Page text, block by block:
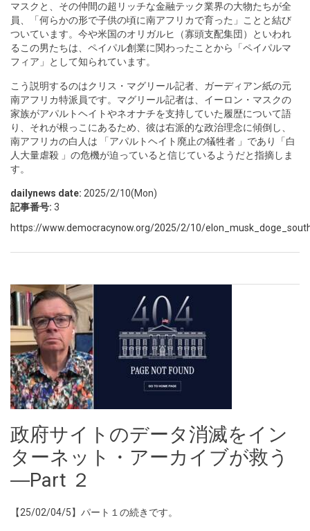
マスクと、その仲間の超リッチな金融テック業界の大物たちが全
員、「何らかの形で子供の頃に南アフリカで育った」ことと結び
ついています。今や米国のオリガルヒ（寡頭支配集団）といわれ
るこの男たちは、ペイパル創業に関わったことから「ペイパルマ
フィア」として知られています。
こう説明するのはクリス・マグリール記者、ガーディアン紙の元
南アフリカ特派員です。マグリール記者は、イーロン・マスクの
家族がアパルトヘイトやネオナチを支持していた履歴について語
り、それが根っこにあるため、彼は右派的な政治理念に傾倒し、
南アフリカの白人は 「アパルトヘイト廃止の犠牲者 」であり「白
人大量虐殺 」の危機が迫っていると信じているようだと指摘しま
す。
dailynews date: 2025/2/10(Mon)
記事番号: 3
https://www.democracynow.org/2025/2/10/
政府サイトのデータ消滅をイン
ターネット・アーカイブが救う
―Part ２
【25/02/04/5】パート１の続きです。